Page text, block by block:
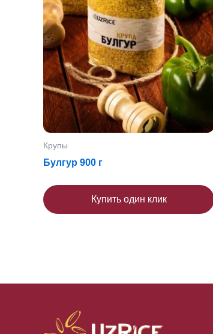
Крупы
Булгур 900 г
Купить один клик